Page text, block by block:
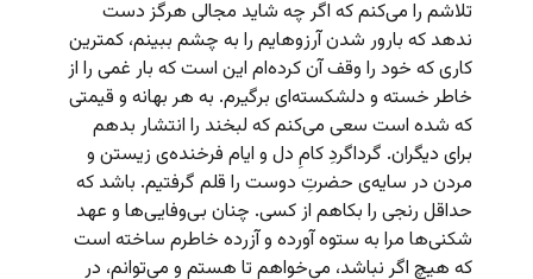
تلاشم را می‌کنم که اگر چه شاید مجالی هرگز دست
ندهد که بارور شدن آرزوهایم را به چشم ببینم، کمترین
کاری که خود را وقف آن کرده‌ام این است که بار غمی را از
خاطر خسته و دلشکسته‌ای برگیرم. به هر بهانه و قیمتی
که شده است سعی می‌کنم که لبخند را انتشار بدهم
برای دیگران. گرداگردِ کامِ دل و ایام فرخنده‌ی زیستن و
مردن در سایه‌ی حضرتِ دوست را قلم گرفتیم. باشد که
حداقل رنجی را بکاهم از کسی. چنان بی‌وفایی‌ها و عهد
شکنی‌ها مرا به ستوه آورده و آزرده خاطرم ساخته است
که هیچ اگر نباشد، می‌خواهم تا هستم و می‌توانم، در